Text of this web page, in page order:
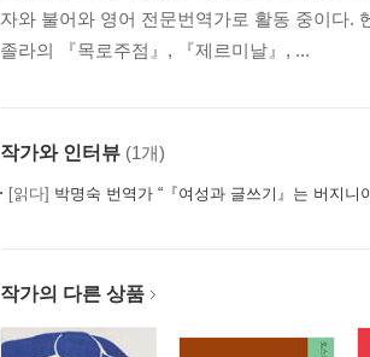
자와 불어와 영어 전문번역가로 활동 중이다.
졸라의 『목로주점』, 『제르미날』, ...
작가와 인터뷰 (1개)
[읽다] 박명숙 번역가 “『여성과 글쓰기』는 버지니아 울프
작가의 다른 상품